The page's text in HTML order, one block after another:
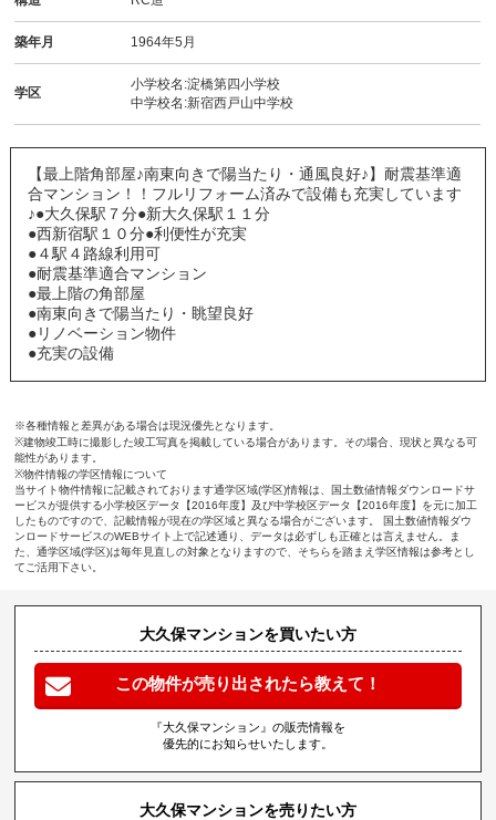
築年月 1964年5月
学区
小学校名:淀橋第四小学校
中学校名:新宿西戸山中学校
【最上階角部屋♪南東向きで陽当たり・通風良好♪】耐震基準適
合マンション！！フルリフォーム済みで設備も充実しています
♪●大久保駅７分●新大久保駅１１分
●西新宿駅１０分●利便性が充実
●４駅４路線利用可
●耐震基準適合マンション
●最上階の角部屋
●南東向きで陽当たり・眺望良好
●リノベーション物件
●充実の設備
※各種情報と差異がある場合は現況優先となります。
※建物竣工時に撮影した竣工写真を掲載している場合があります。その場合、現状と異なる可
能性があります。
※物件情報の学区情報について
当サイト物件情報に記載されております通学区域(学区)情報は、国土数値情報ダウンロードサ
ービスが提供する小学校区データ【2016年度】及び中学校区データ【2016年度】を元に加工
したものですので、記載情報が現在の学区域と異なる場合がございます。 国土数値情報ダウ
ンロードサービスのWEBサイト上で記述通り、データは必ずしも正確とは言えません。ま
た、通学区域(学区)は毎年見直しの対象となりますので、そちらを踏まえ学区情報は参考とし
てご活用下さい。
大久保マンションを買いたい方
この物件が売り出されたら教えて！
『大久保マンション』の販売情報を
優先的にお知らせいたします。
大久保マンションを売りたい方